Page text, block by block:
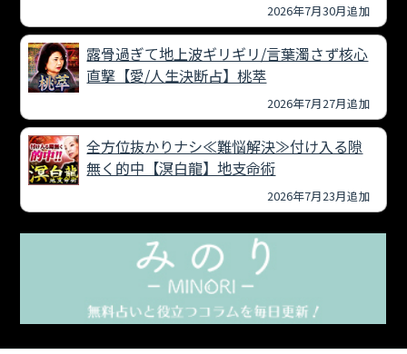
2026年7月30月追加
露骨過ぎて地上波ギリギリ/言葉濁さず核心
直撃【愛/人生決断占】桃萃
2026年7月27月追加
全方位抜かりナシ≪難悩解決≫付け入る隙
無く的中【溟白龍】地支命術
2026年7月23月追加